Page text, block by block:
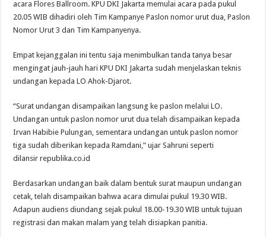
acara Flores Ballroom. KPU DKI Jakarta memulai acara pada pukul
20.05 WIB dihadiri oleh Tim Kampanye Paslon nomor urut dua, Paslon
Nomor Urut 3 dan Tim Kampanyenya.
Empat kejanggalan ini tentu saja menimbulkan tanda tanya besar
mengingat jauh-jauh hari KPU DKI Jakarta sudah menjelaskan teknis
undangan kepada LO Ahok-Djarot.
“Surat undangan disampaikan langsung ke paslon melalui LO.
Undangan untuk paslon nomor urut dua telah disampaikan kepada
Irvan Habibie Pulungan, sementara undangan untuk paslon nomor
tiga sudah diberikan kepada Ramdani,” ujar Sahruni seperti
dilansir republika.co.id
Berdasarkan undangan baik dalam bentuk surat maupun undangan
cetak, telah disampaikan bahwa acara dimulai pukul 19.30 WIB.
Adapun audiens diundang sejak pukul 18.00-19.30 WIB untuk tujuan
registrasi dan makan malam yang telah disiapkan panitia.